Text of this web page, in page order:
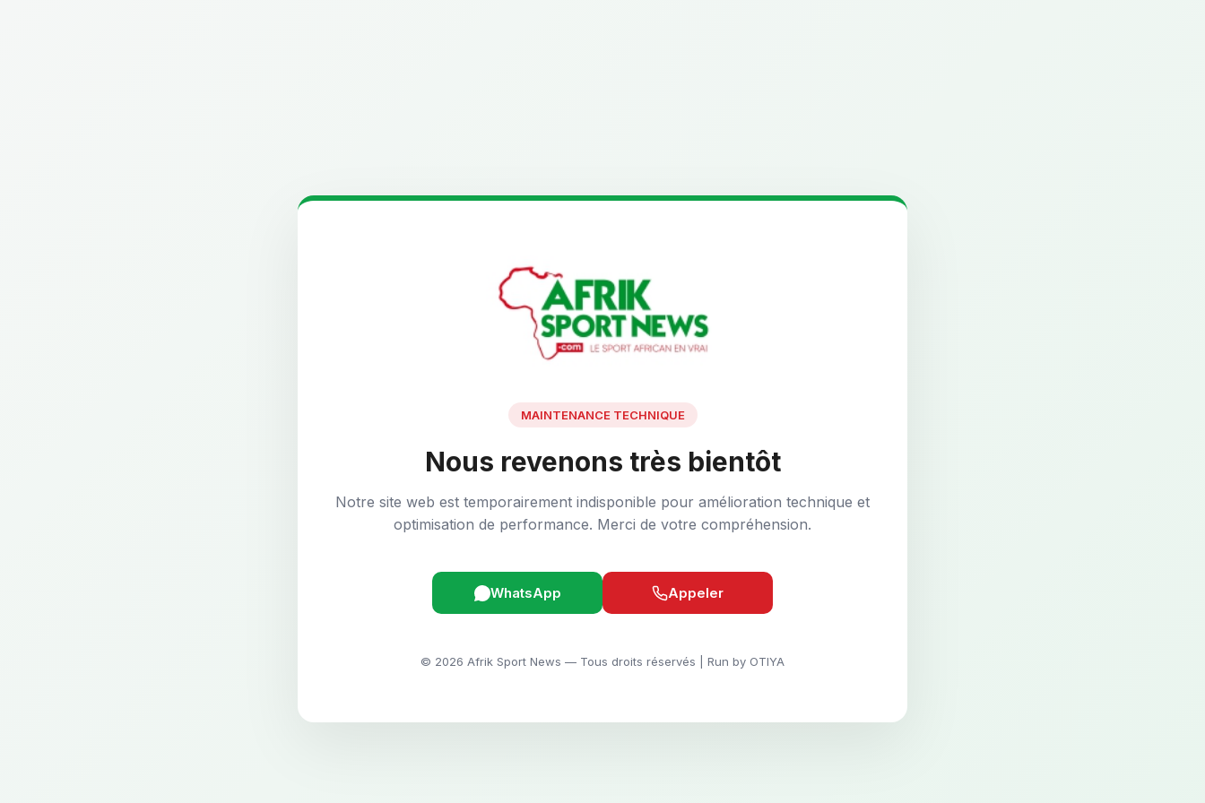
MAINTENANCE TECHNIQUE
Nous revenons très bientôt
Notre site web est temporairement indisponible pour amélioration technique et
optimisation de performance. Merci de votre compréhension.
WhatsApp Appeler
© 2026 Afrik Sport News — Tous droits réservés | Run by OTIYA